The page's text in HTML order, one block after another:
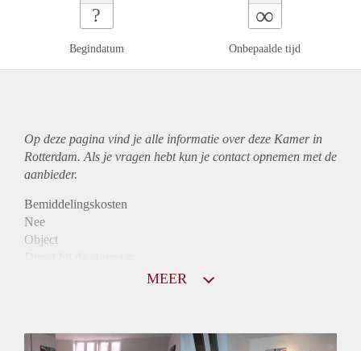
?
Begindatum
∞
Onbepaalde tijd
Op deze pagina vind je alle informatie over deze Kamer in
Rotterdam. Als je vragen hebt kun je contact opnemen met de
aanbieder.
Bemiddelingskosten
Nee
Object
Huurtoeslag
MEER